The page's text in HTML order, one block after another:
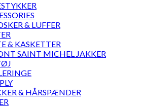
& LUFFER
& KASKETTER
SAINT MICHEL JAKKER
& HÅRSPÆNDER